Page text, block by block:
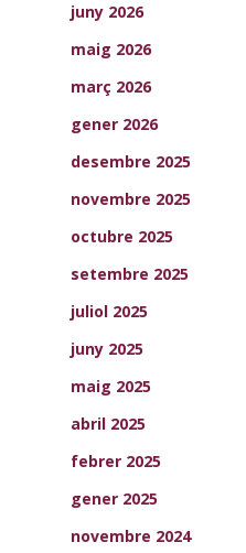
juny 2026
maig 2026
març 2026
gener 2026
desembre 2025
novembre 2025
octubre 2025
setembre 2025
juliol 2025
juny 2025
maig 2025
abril 2025
febrer 2025
gener 2025
novembre 2024